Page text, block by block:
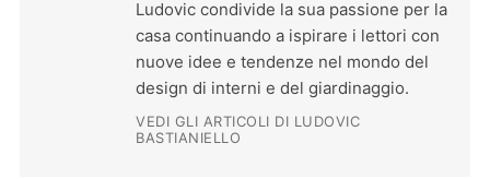
Ludovic condivide la sua passione per la
casa continuando a ispirare i lettori con
nuove idee e tendenze nel mondo del
design di interni e del giardinaggio.
VEDI GLI ARTICOLI DI LUDOVIC
BASTIANIELLO